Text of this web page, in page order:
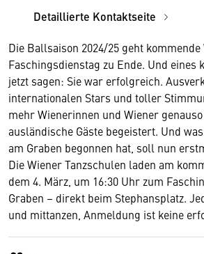
Detaillierte Kontaktseite
Die Ballsaison 2024/25 geht
Faschingsdienstag zu Ende. Und eines
jetzt sagen: Sie war erfolgreich.
internationalen Stars und toller
mehr Wienerinnen und Wiener
ausländische Gäste begeistert. Und
am Graben begonnen hat, soll nun
Die Wiener Tanzschulen laden am
dem 4. März, um 16:30 Uhr zum
Graben – direkt beim Stephansplatz.
und mittanzen, Anmeldung ist keine